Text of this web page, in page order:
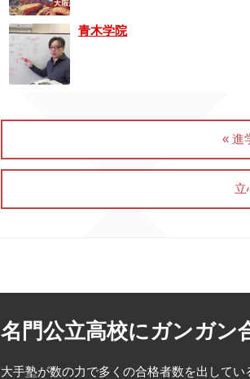
青木学院
« 進
立
名門公立高校にガンガン
大手塾が数の力で多くの合格者数を出してい